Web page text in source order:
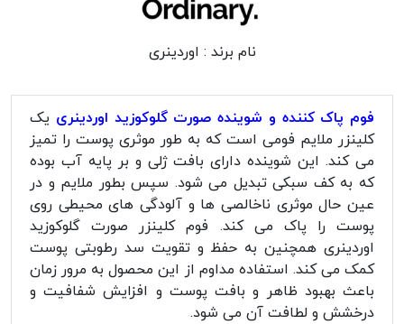
نام برند : اوردینری
فوم پاک کننده و شوینده صورت گلوکوزید اوردینری یک
کلینزر ملایم فومی است که به طور موثری پوست را تمیز
می کند. این شوینده دارای بافت ژلی و بر پایه آب بوده
که به کف سبکی تبدیل می شود. سپس بطور ملایم و در
عین حال موثری ناخالصی ها و آلودگی های محیطی روی
پوست را پاک می کند. فوم کلینزر صورت گلوکوزید
اوردینری همچنین به حفظ و تقویت سد رطوبتی پوست
کمک می کند. استفاده مداوم از این محصول به مرور زمان
باعث بهبود ظاهر و بافت پوست و افزایش شفافیت و
درخشش و لطافت آن می شود.